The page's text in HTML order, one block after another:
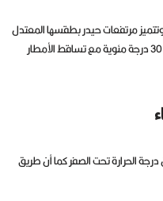
مرتفعات حيدر بطقسها المعتدل
حيث أن درجات الحرارة فيها تتراوح ما بين 15 إلى 30 درجة مئوية مع تساقط الأمطار
الحرارة تحت الصفر كما أن طريق